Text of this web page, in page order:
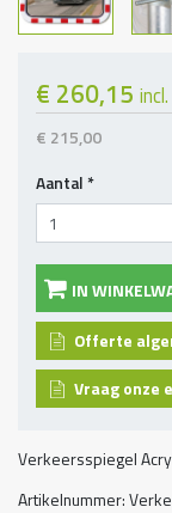
Verkeersspiegel
Artikelnummer:
€ 260,15
€ 215,00
Aantal*
IN
Offerte
Vraag onze